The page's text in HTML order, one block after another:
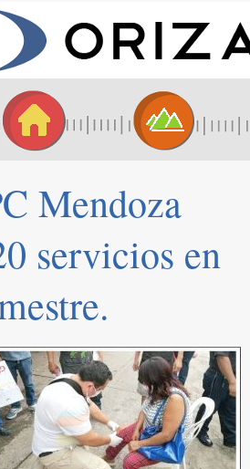
Mendoza
servicios en